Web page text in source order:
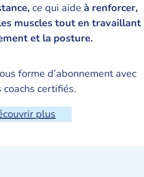
ce qui aide à renforcer,
muscles tout en travaillant
et la posture.
forme d’abonnement avec
coachs certifiés.
plus